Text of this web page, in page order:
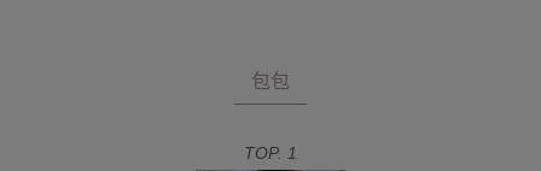
包包
TOP. 1